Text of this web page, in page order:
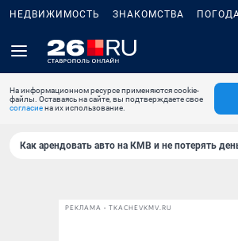
НЕДВИЖИМОСТЬ ЗНАКОМСТВА
На информационном ресурсе применяются cookie-
файлы. Оставаясь на сайте, вы подтверждаете свое
согласиена их использование.
Как арендовать авто на КМВ и не потерять
РЕКЛАМА • TKACHEVKMV.RU